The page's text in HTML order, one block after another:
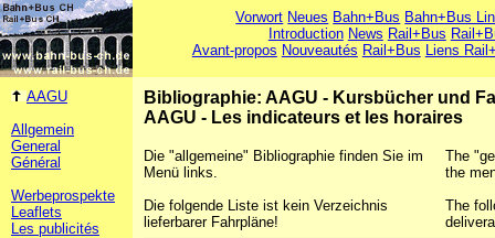
Vorwort Neues Bahn+Bus Bahn+Bus
Introduction News Rail+Bus
Avant-propos Nouveautés Rail+Bus Liens
AAGU
Allgemein
General
Général
Werbeprospekte
Leaflets
Les publicités
Bibliographie: AAGU - Kursbücher und
AAGU - Les indicateurs et les horaires
Die "allgemeine" Bibliographie finden Sie im
Menü links.
Die folgende Liste ist kein Verzeichnis
lieferbarer Fahrpläne!
The
the
The